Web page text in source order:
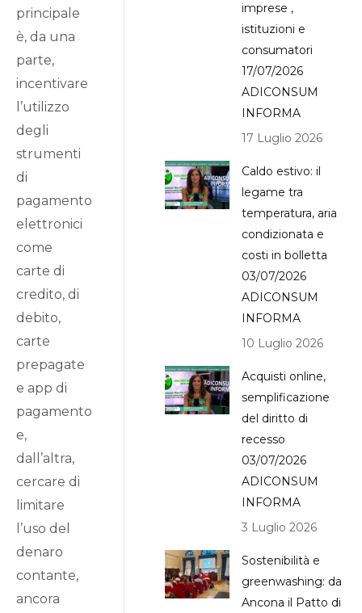
principale
è, da una
parte,
incentivare
l’utilizzo
degli
strumenti
di
pagamento
elettronici
come
carte di
credito, di
debito,
carte
prepagate
e app di
pagamento
e,
dall’altra,
cercare di
limitare
l’uso del
denaro
contante,
ancora
imprese ,
istituzioni e
consumatori
17/07/2026
ADICONSUM
INFORMA
17 Luglio 2026
Caldo estivo: il
legame tra
temperatura, aria
condizionata e
costi in bolletta
03/07/2026
ADICONSUM
INFORMA
10 Luglio 2026
Acquisti online,
semplificazione
del diritto di
recesso
03/07/2026
ADICONSUM
INFORMA
3 Luglio 2026
Sostenibilità e
greenwashing: da
Ancona il Patto di